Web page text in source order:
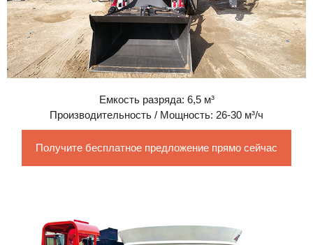
Емкость разряда: 6,5 м³
Производительность / Мощность: 26-30 м³/ч
Получите бесплатное предложение прямо сейчас